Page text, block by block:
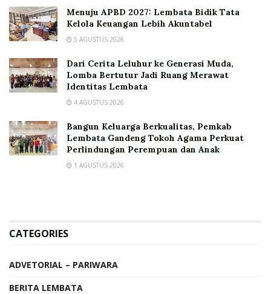
Menuju APBD 2027: Lembata Bidik Tata
Kelola Keuangan Lebih Akuntabel
5 AGUSTUS 2026
Dari Cerita Leluhur ke Generasi Muda,
Lomba Bertutur Jadi Ruang Merawat
Identitas Lembata
4 AGUSTUS 2026
Bangun Keluarga Berkualitas, Pemkab
Lembata Gandeng Tokoh Agama Perkuat
Perlindungan Perempuan dan Anak
1 AGUSTUS 2026
CATEGORIES
ADVETORIAL – PARIWARA
BERITA LEMBATA